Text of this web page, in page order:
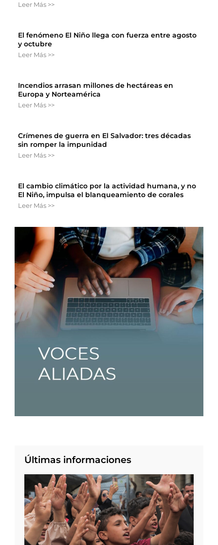
Leer Más >>
El fenómeno El Niño llega con fuerza entre agosto
y octubre
Leer Más >>
Incendios arrasan millones de hectáreas en
Europa y Norteamérica
Leer Más >>
Crímenes de guerra en El Salvador: tres décadas
sin romper la impunidad
Leer Más >>
El cambio climático por la actividad humana, y no
El Niño, impulsa el blanqueamiento de corales
Leer Más >>
Últimas informaciones